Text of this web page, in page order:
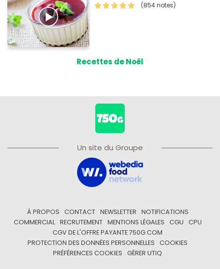
(854 notes)
Recettes de Noël
Un site du Groupe
À PROPOS CONTACT NEWSLETTER
NOTIFICATIONS
COMMERCIAL
RECRUTEMENT MENTIONS LÉGALES CGU
CPU
CGV DE L'OFFRE PAYANTE 750G.COM
PROTECTION DES DONNÉES PERSONNELLES
COOKIES
PRÉFÉRENCES COOKIES
GÉRER UTIQ